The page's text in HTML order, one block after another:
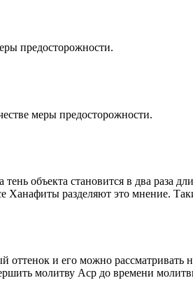
предосторожности.
меры предосторожности.
объекта становится в два раза
разделяют это мнение.
оттенок и его можно
молитву Аср до времени